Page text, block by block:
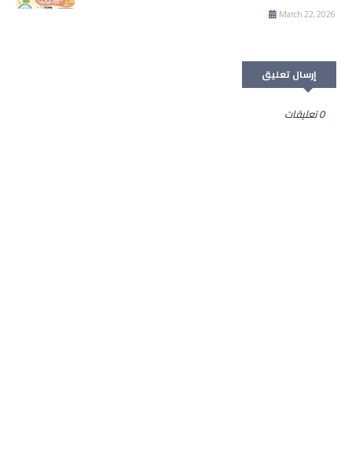
March 22, 2026
إرسال تعليق
0 تعليقات